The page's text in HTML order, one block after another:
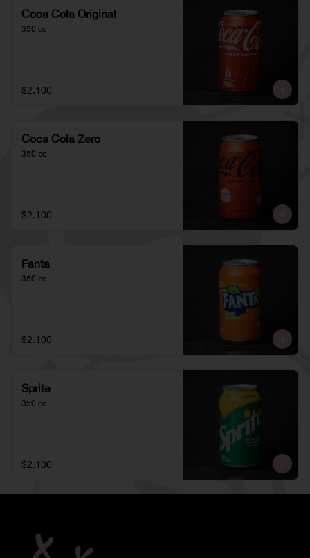
Coca Cola Original
350 cc
$2.100
Coca Cola Zero
350 cc
$2.100
Fanta
350 cc
$2.100
Sprite
350 cc
$2.100